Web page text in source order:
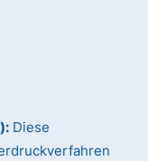
Diese